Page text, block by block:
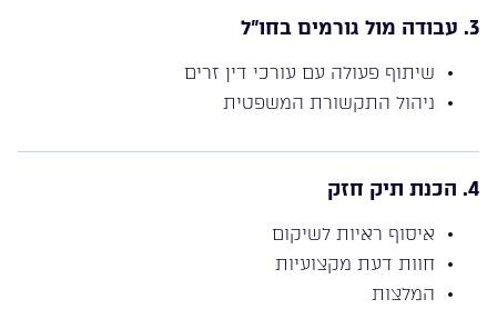
3. עבודה מול גורמים בחו”ל
שיתוף פעולה עם עורכי דין זרים
ניהול התקשורת המשפטית
4. הכנת תיק חזק
איסוף ראיות לשיקום
חוות דעת מקצועיות
המלצות